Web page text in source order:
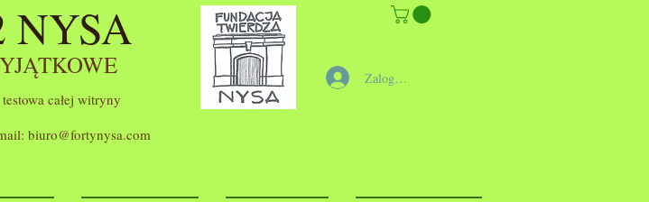
NYSA
całej witryny
biuro@fortynysa.com
Zaloguj się